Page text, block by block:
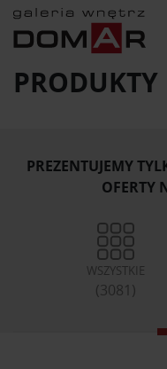
PRODUKTY
PREZENTUJEMY
OFERTY
WSZYSTKIE
(3081)